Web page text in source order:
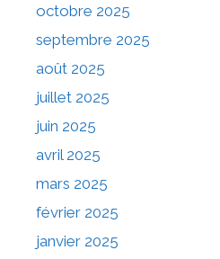
octobre 2025
septembre 2025
août 2025
juillet 2025
juin 2025
avril 2025
mars 2025
février 2025
janvier 2025